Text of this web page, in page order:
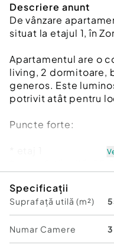
Descriere anunt
De vânzare
situat la etajul 1, în
Apartamentul are o
living, 2 dormitoare,
generos. Este
potrivit atât pentru
Puncte forte:
* încălzire în
* finisaje moderne
* camere luminoase
* imobil nou
Specificații
Suprafață utilă (m²)
Numar Camere 3